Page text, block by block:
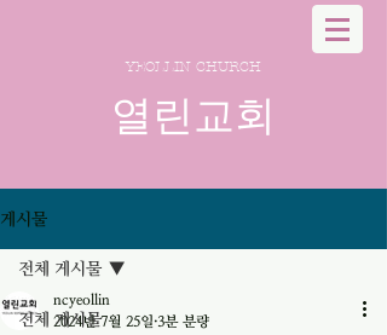
YEOLLIN CHURCH
열린교회
게시물
전체 게시물
전체 게시물
ncyeollin
2024년 7월 25일 3분 분량